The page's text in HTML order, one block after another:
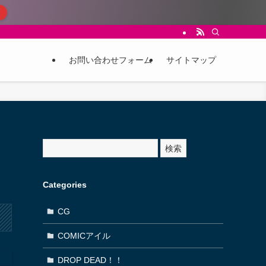
お問い合わせフォーム サイトマップ
イ
内
索
検索
Categories
CG
COMICアイル
DROP DEAD！！